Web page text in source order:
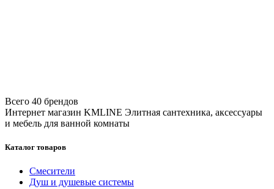
Всего 40 брендов
Интернет магазин KMLINE Элитная сантехника, аксессуары
и мебель для ванной комнаты
Каталог товаров
Смесители
Душ и душевые системы